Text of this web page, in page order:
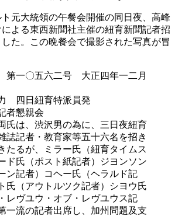
元大統領の午餐会開催の同日夜、高峰
よる東西新聞社主催の紐育新聞記者招
た。この晩餐会で撮影された写真が冒
第一〇五六二号 大正四年一二月
四日紐育特派員発
者懇親会
氏は、渋沢男の為に、三日夜紐育
誌記者・教育家等五十六名を招き
たるが、ミラー氏（紐育タイムス
ド氏（ポスト紙記者）ジヨンソン
ン記者）コヘー氏（ヘラルド記
氏（アウトルツク記者）シヨウ氏
レヴユウ・オブ・レヴユウス記
一流の記者出席し、加州問題及支